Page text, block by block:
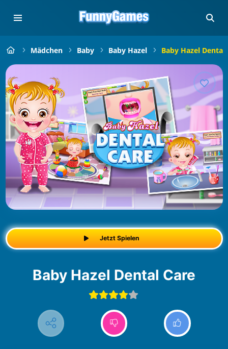
Mädchen Baby Baby Hazel Baby Hazel Dental
Jetzt Spielen
Baby Hazel Dental Care